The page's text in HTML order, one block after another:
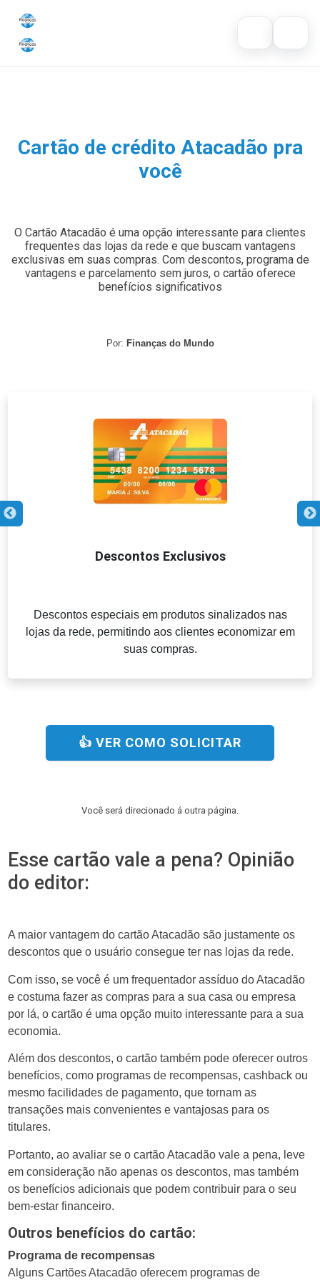
Dicas
Pressione Enter para buscar ou ESC para fechar.
Cartão de crédito Atacadão pra
você
O Cartão Atacadão é uma opção interessante para clientes
frequentes das lojas da rede e que buscam vantagens
exclusivas em suas compras. Com descontos, programa de
vantagens e parcelamento sem juros, o cartão oferece
benefícios significativos
Por: Finanças do Mundo
Descontos Exclusivos
Descontos especiais em produtos sinalizados nas
lojas da rede, permitindo aos clientes economizar em
suas compras.
👍 VER COMO SOLICITAR
Você será direcionado á outra página.
Esse cartão vale a pena? Opinião
do editor:
A maior vantagem do cartão Atacadão são justamente os
descontos que o usuário consegue ter nas lojas da rede.
Com isso, se você é um frequentador assíduo do Atacadão
e costuma fazer as compras para a sua casa ou empresa
por lá, o cartão é uma opção muito interessante para a sua
economia.
Além dos descontos, o cartão também pode oferecer outros
benefícios, como programas de recompensas, cashback ou
mesmo facilidades de pagamento, que tornam as
transações mais convenientes e vantajosas para os
titulares.
Portanto, ao avaliar se o cartão Atacadão vale a pena, leve
em consideração não apenas os descontos, mas também
os benefícios adicionais que podem contribuir para o seu
bem-estar financeiro.
Outros benefícios do cartão:
Programa de recompensas
Alguns Cartões Atacadão oferecem programas de